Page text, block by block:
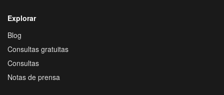
Explorar
Blog
Consultas gratuitas
Consultas
Notas de prensa